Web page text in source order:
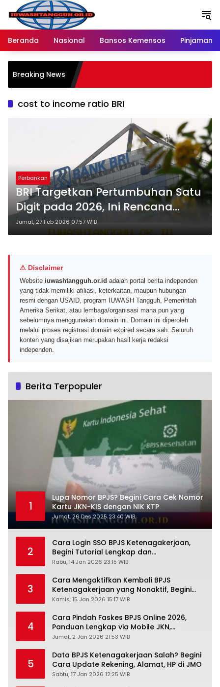
Langsung
konten
Beranda
Nasional Bansos Kemensos Pinjaman
Breaking News
cost to income ratio BRI
Perbankan
BRI Targetkan Pertumbuhan Satu
Digit pada 2026, Ini Rencana
StrateginyaJumat, 27 Feb 2026 07:57 WIB
⚠ Disclaimer
Website iuwashtangguh.or.id adalah portal berita independen
yang tidak memiliki afiliasi, keterkaitan, maupun hubungan
resmi dengan USAID, program IUWASH Tangguh, Pemerintah
Amerika Serikat, atau lembaga/organisasi mana pun yang
sebelumnya menggunakan domain ini. Domain ini diperoleh
melalui proses registrasi domain expired secara sah. Seluruh
konten yang disajikan merupakan hasil kerja redaksi
independen.
Berita Terpopuler
1
Lupa Nomor BPJS? Begini Cara Cek Nomor
Kartu JKN-KIS dengan NIK KTP
Jumat, 26 Des 2025 23:40 WIB
2
Cara Login SSO BPJS Ketenagakerjaan,
Begini Tutorial Lengkap dan
Pengertiannya
Rabu, 14 Jan 2026 23:15 WIB
3
Cara Mengaktifkan Kembali BPJS
Ketenagakerjaan yang Nonaktif, Begini
Panduan Lengkapnya
Kamis, 15 Jan 2026 15:17 WIB
4
Cara Pindah Faskes BPJS Online 2026,
Panduan Lengkap via Mobile JKN,
PANDAWA & Offiline Kantor Cabang
Jumat, 2 Jan 2026 21:53 WIB
5
Data BPJS Ketenagakerjaan Salah? Begini
Cara Update Rekening, Alamat, HP di JMO
Sabtu, 17 Jan 2026 12:25 WIB